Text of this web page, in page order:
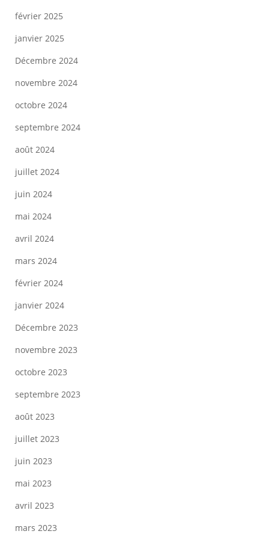
février 2025
janvier 2025
Décembre 2024
novembre 2024
octobre 2024
septembre 2024
août 2024
juillet 2024
juin 2024
mai 2024
avril 2024
mars 2024
février 2024
janvier 2024
Décembre 2023
novembre 2023
octobre 2023
septembre 2023
août 2023
juillet 2023
juin 2023
mai 2023
avril 2023
mars 2023